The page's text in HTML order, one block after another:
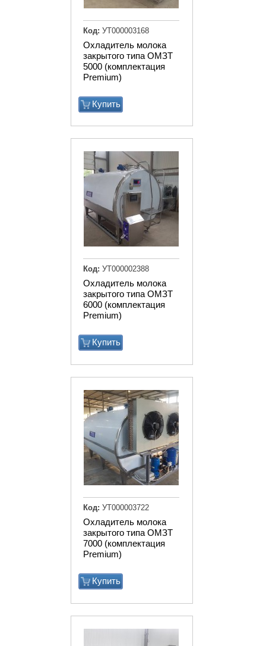
Охладитель молока
закрытого типа ОМЗТ
5000 (комплектация
Premium)
Купить
Код: УТ000003168
Охладитель молока
закрытого типа ОМЗТ
6000 (комплектация
Premium)
Купить
Код: УТ000002388
Охладитель молока
закрытого типа ОМЗТ
7000 (комплектация
Premium)
Купить
Код: УТ000003722